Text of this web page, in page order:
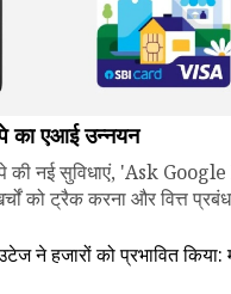
का एआई उन्नयन
की नई सुविधाएं, 'Ask
को ट्रैक करना और वित्त